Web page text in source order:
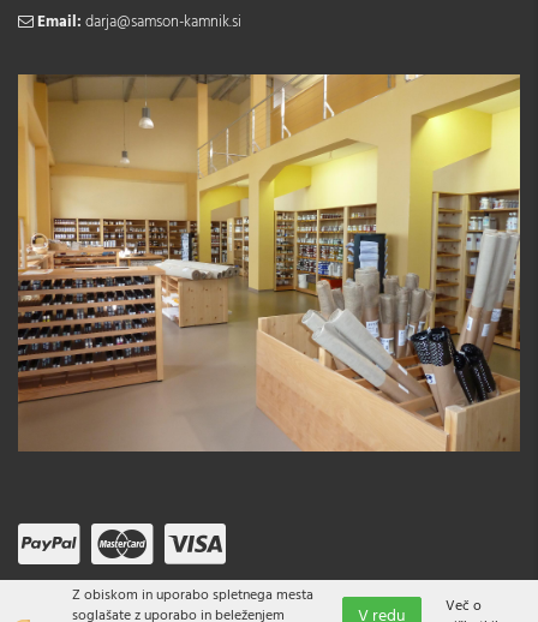
Email:darja@samson-kamnik.si
Z obiskom in uporabo spletnega mesta
soglašate z uporabo in beleženjem
V redu
Več o